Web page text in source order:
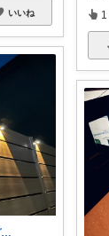
いいね
やぶちゃん｜プチプラ × おしゃれ
1